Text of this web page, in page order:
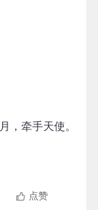
，牵手天使。
点赞